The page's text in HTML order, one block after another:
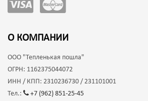
О КОМПАНИИ
ООО "Тепленькая пошла"
ОГРН: 1162375044072
ИНН / КПП: 2310236730 / 231101001
Тел.:
+7 (962) 851-25-45